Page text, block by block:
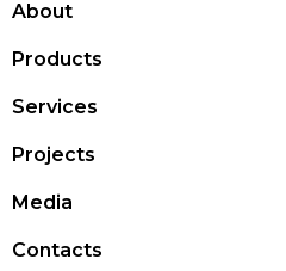
About
Products
Services
Projects
Media
Contacts